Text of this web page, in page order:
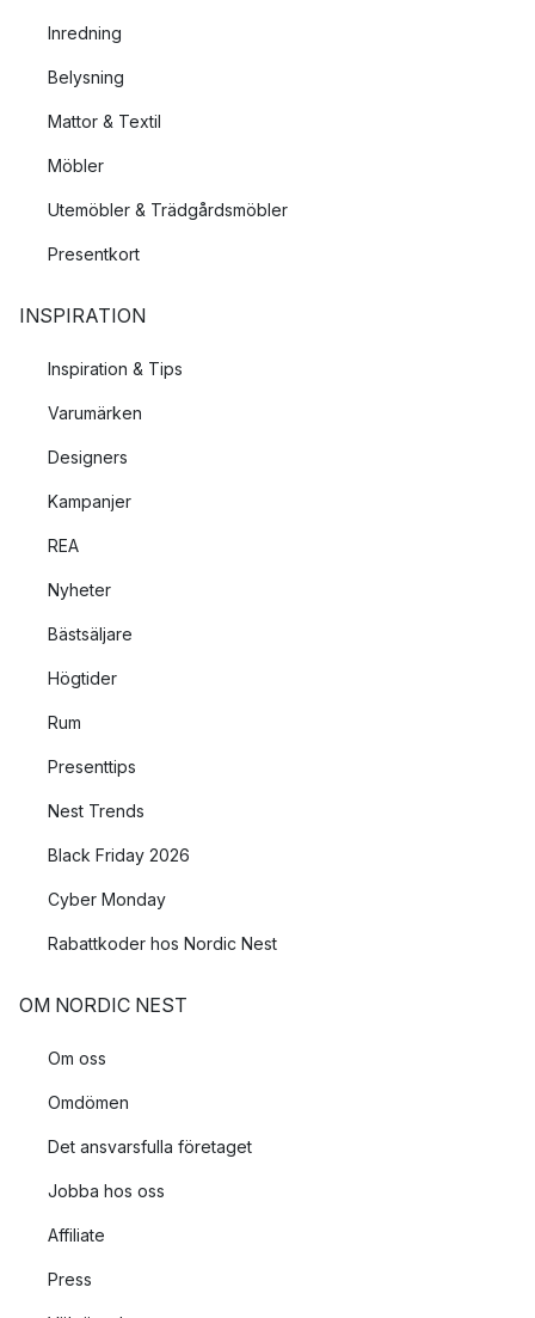
Inredning
Belysning
Mattor & Textil
Möbler
Utemöbler & Trädgårdsmöbler
Presentkort
INSPIRATION
Inspiration & Tips
Varumärken
Designers
Kampanjer
REA
Nyheter
Bästsäljare
Högtider
Rum
Presenttips
Nest Trends
Black Friday 2026
Cyber Monday
Rabattkoder hos Nordic Nest
OM NORDIC NEST
Om oss
Omdömen
Det ansvarsfulla företaget
Jobba hos oss
Affiliate
Press